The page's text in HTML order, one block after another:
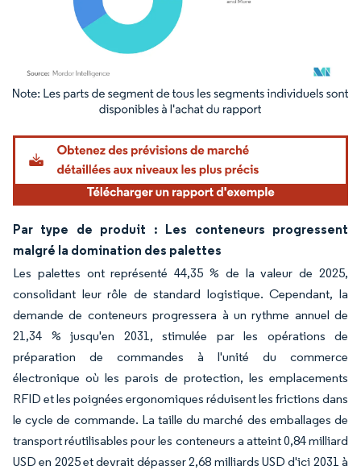
Image © Mordor Intelligence. La réutilisation nécessite une attribution sous CC BY
Par type de produit : Les conteneurs progressent
malgré la domination des palettes
Les palettes ont représenté 44,35 % de la valeur de 2025,
consolidant leur rôle de standard logistique. Cependant, la
demande de conteneurs progressera à un rythme annuel de
21,34 % jusqu'en 2031, stimulée par les opérations de
préparation de commandes à l'unité du commerce
électronique où les parois de protection, les emplacements
RFID et les poignées ergonomiques réduisent les frictions dans
le cycle de commande. La taille du marché des emballages de
transport réutilisables pour les conteneurs a atteint 0,84 milliard
USD en 2025 et devrait dépasser 2,68 milliards USD d'ici 2031 à